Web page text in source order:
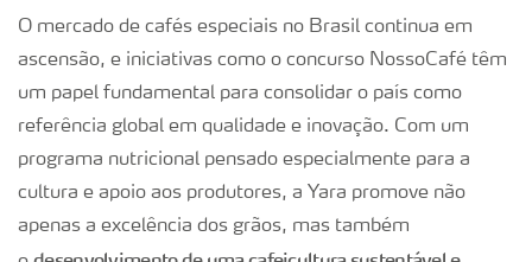
O mercado de cafés especiais no Brasil continua em
ascensão, e iniciativas como o concurso NossoCafé têm
um papel fundamental para consolidar o país como
referência global em qualidade e inovação. Com um
programa nutricional pensado especialmente para a
cultura e apoio aos produtores, a Yara promove não
apenas a excelência dos grãos, mas também